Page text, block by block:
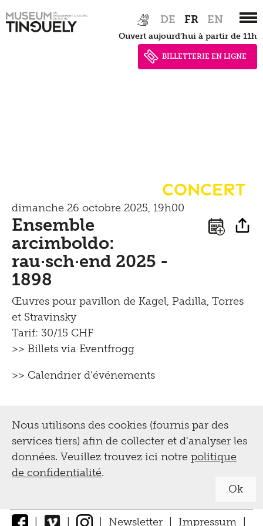
Hauptnavigation
to
DE FR EN
Ouvert aujourd'hui à partir de 11h
BILLETTERIE EN LIGNE
Expositions
Service
pédagogique,
visites guidées,
ateliers
Visites guidées
pour les classes scolaires et les
professeurs
pour adultes
Offre de loisir pour enfants et familles
Optomat
Tutoriels
Tinguely,
Collection &
Conservation
Tinguely Worldwide
Collection Online
Bibliothèque documentation
Restauration
Digital
Guide de l'exposition
Tinguely@Home
Impressum |
confidentialité
Concert
dimanche 26 octobre 2025, 19h00
Ensemble
arcimboldo:
rau·sch·end 2025 -
1898
Œuvres pour pavillon de Kagel, Padilla, Torres
et Stravinsky
Tarif: 30/15 CHF
>> Billets via Eventfrogg
>> Calendrier d'événements
Nous utilisons des cookies (fournis par des
services tiers) afin de collecter et d'analyser les
données. Veuillez trouvez ici notre politique
de confidentialité.
Ok
| | | Newsletter | Impressum |